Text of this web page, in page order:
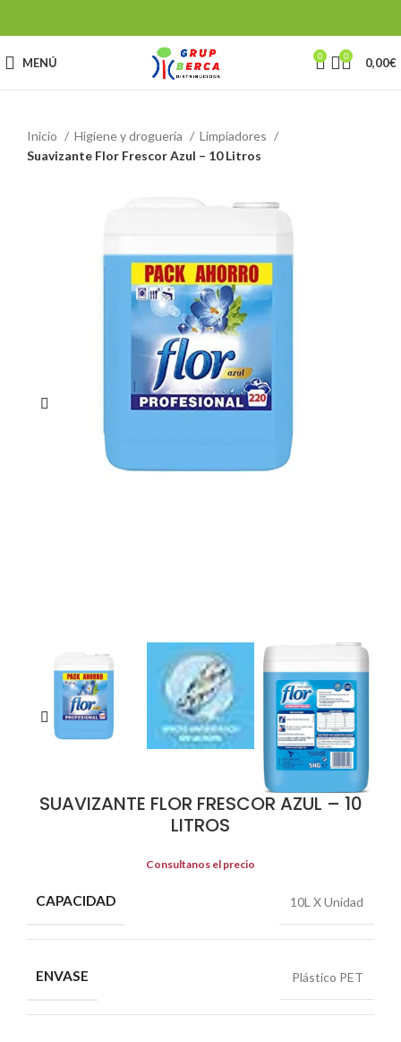
MENÚ 0 0 0,00€
Inicio Higiene y droguería
Limpiadores
Suavizante Flor Frescor Azul – 10 Litros
SUAVIZANTE FLOR FRESCOR AZUL – 10
LITROS
Consultanos el precio
CAPACIDAD 10L X Unidad
ENVASE Plástico PET